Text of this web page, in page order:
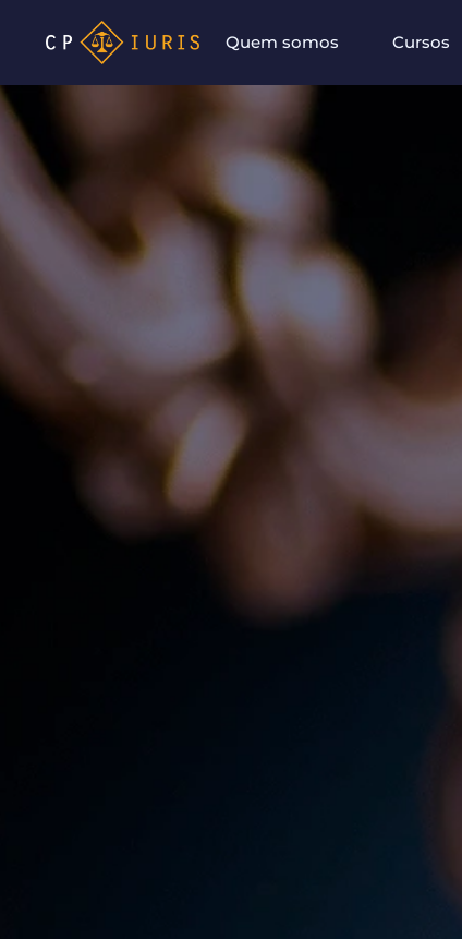
Quem somos Cursos